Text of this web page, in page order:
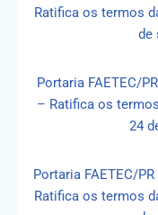
Ratifica os termos
de
Portaria FAETEC/
– Ratifica os
24
Portaria FAETEC/
Ratifica os termos